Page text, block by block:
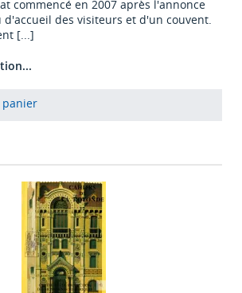
commencé en 2007 après l'annonce
des visiteurs et d'un couvent.
[...]
panier